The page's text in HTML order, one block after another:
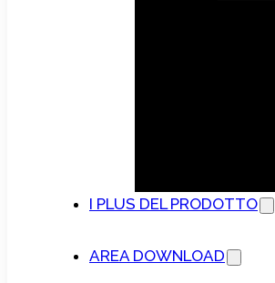
I PLUS DEL PRODOTTO
AREA DOWNLOAD